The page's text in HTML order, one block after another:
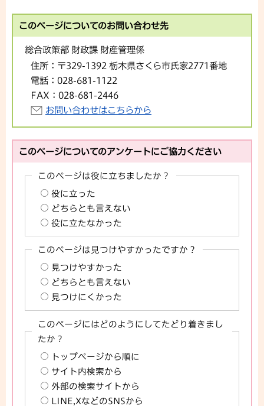
このページについてのお問い合わせ先
総合政策部 財政課 財産管理係
住所： 〒329-1392 栃木県さくら市氏家2771番地
電話： 028-681-1122
FAX： 028-681-2446
お問い合わせはこちらから
このページについてのアンケートにご協力ください
このページは役に立ちましたか？
役に立った
どちらとも言えない
役に立たなかった
このページは見つけやすかったですか？
見つけやすかった
どちらとも言えない
見つけにくかった
このページにはどのようにしてたどり着きまし
たか？
トップページから順に
サイト内検索から
外部の検索サイトから
LINE,XなどのSNSから